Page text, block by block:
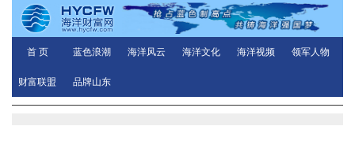
首 页 蓝色浪潮 海洋风云 海洋文化 海洋视频 领军人物
财富联盟 品牌山东